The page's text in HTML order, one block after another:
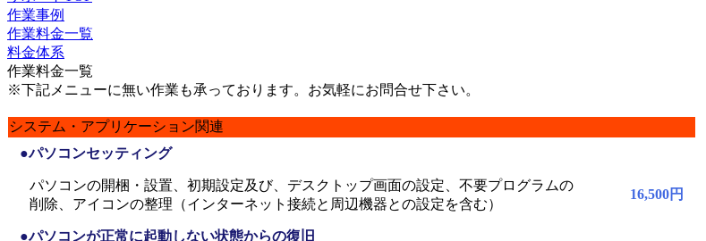
作業事例
作業料金一覧
料金体系
作業料金一覧
※下記メニューに無い作業も承っております。お気軽にお問合せ下さい。
システム・アプリケーション関連
●パソコンセッティング
パソコンの開梱・設置、初期設定及び、デスクトップ画面の設定、不要プログラムの
削除、アイコンの整理（インターネット接続と周辺機器との設定を含む）
16,500円
●パソコンが正常に起動しない状態からの復旧